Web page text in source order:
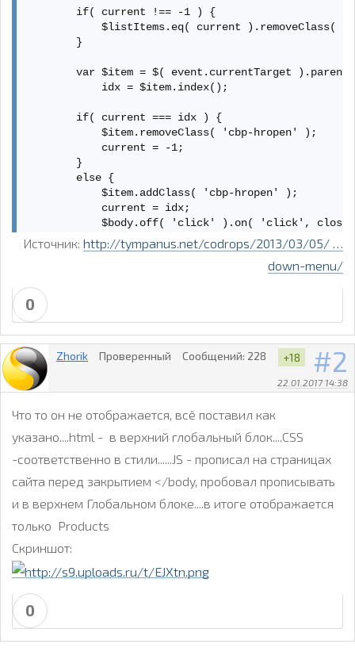
display: none;
position: absolute;
background: #47a3da;
left: 0;
.cbp-hropen .cbp-hrsub {
display: block;
padding-bottom: 3em;
.cbp-hrmenu .cbp-hrsub-inner > div {
float: left;
}
.cbp-hrmenu .cbp-hrsub-inner:after {
content: " ";
display: table;
}
.cbp-hrmenu .cbp-hrsub-inner:after {
clear: both;
.cbp-hrmenu .cbp-hrsub-inner > div a {
line-height: 2em;
}
.cbp-hrsub h4 {
color: #afdefa;
padding: 2em 0 0.6em;
font-size: 160%;
font-weight: 300;
}
/* Examples for media queries */
@media screen and (max-width: 52.75em) {
        if( current !== -1 ) {
$listItems.eq( current ).removeClass(
        }
var $item = $( event.currentTarget
            idx = $item.index();
        if( current === idx ) {
            $item.removeClass( 'cbp-hropen' );
            current = -1;
        }
        else {
            $item.addClass( 'cbp-hropen' );
            current = idx;
$body.off( 'click' ).on( 'click', close
        }
    }
$listItems.eq( current ).removeClass( 'cbp-
        current = -1;
    }
})();
Источник: http://tympanus.net/codrops/2013/03/05/ …
down-menu/
0
2
22.01.2017 14:38
Zhorik Проверенный Сообщений: 228 +18
Что то он не отображается, всё поставил как
указано....html - в верхний глобальный блок....CSS
-соответственно в стили......JS - прописал на страницах
сайта перед закрытием </body, пробовал прописывать
и в верхнем Глобальном блоке....в итоге отображается
только Products
Скриншот:
0